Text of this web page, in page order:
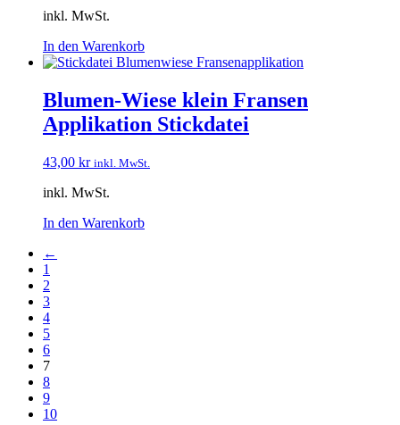
inkl. MwSt.
In den Warenkorb
Blumen-Wiese klein Fransen
Applikation Stickdatei
43,00 kr inkl. MwSt.
inkl. MwSt.
In den Warenkorb
←
1
2
3
4
5
6
7
8
9
10